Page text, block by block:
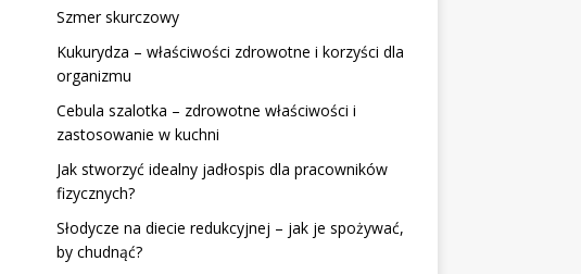
Szmer skurczowy
Kukurydza – właściwości zdrowotne i korzyści dla
organizmu
Cebula szalotka – zdrowotne właściwości i
zastosowanie w kuchni
Jak stworzyć idealny jadłospis dla pracowników
fizycznych?
Słodycze na diecie redukcyjnej – jak je spożywać,
by chudnąć?